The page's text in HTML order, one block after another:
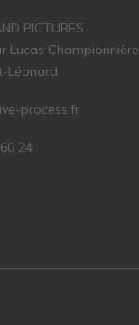
PICTURES
Lucas Championnière
Léonard
process.fr
24